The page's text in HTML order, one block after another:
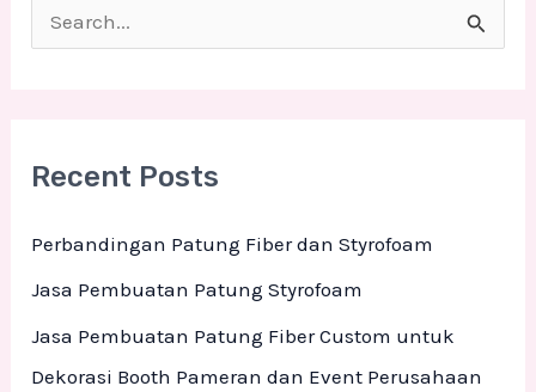
cRecent Posts
Perbandingan Patung Fiber dan Styrofoam
Jasa Pembuatan Patung Styrofoam
Jasa Pembuatan Patung Fiber Custom untuk
Dekorasi Booth Pameran dan Event Perusahaan